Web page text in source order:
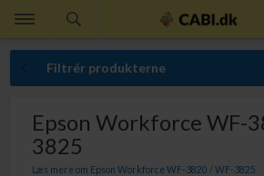
Filtrér produkterne
Epson Workforce WF-
3825
Læs mere om Epson Workforce WF-3820 / WF-3825